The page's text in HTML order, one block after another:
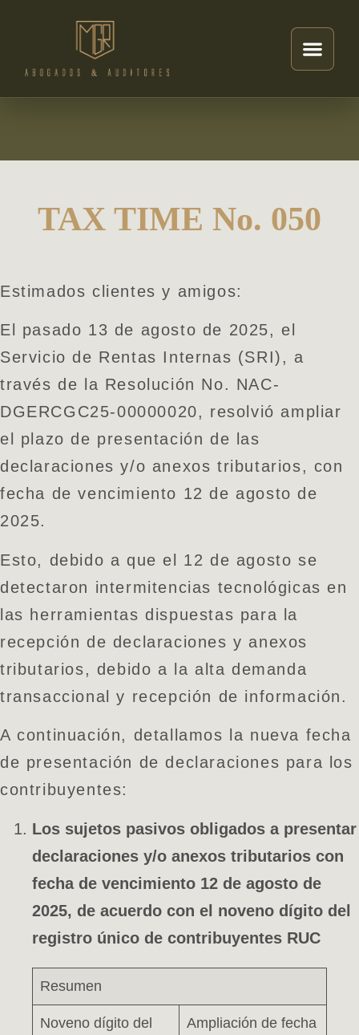
TAX TIME No. 050
Estimados clientes y amigos:
El pasado 13 de agosto de 2025, el
Servicio de Rentas Internas (SRI), a
través de la Resolución No. NAC-
DGERCGC25-00000020, resolvió ampliar
el plazo de presentación de las
declaraciones y/o anexos tributarios, con
fecha de vencimiento 12 de agosto de
2025.
Esto, debido a que el 12 de agosto se
detectaron intermitencias tecnológicas en
las herramientas dispuestas para la
recepción de declaraciones y anexos
tributarios, debido a la alta demanda
transaccional y recepción de información.
A continuación, detallamos la nueva fecha
de presentación de declaraciones para los
contribuyentes:
Los sujetos pasivos obligados a presentar
declaraciones y/o anexos tributarios con
fecha de vencimiento 12 de agosto de
2025, de acuerdo con el noveno dígito del
registro único de contribuyentes RUC
Resumen
Noveno dígito del
Ampliación de fecha